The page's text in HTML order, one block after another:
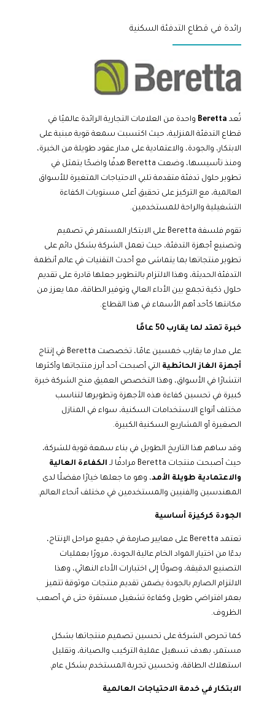
رائدة في قطاع التدفئة السكنية
تُعد Beretta واحدة من العلامات التجارية الرائدة عالميًا في
قطاع التدفئة المنزلية، حيث اكتسبت سمعة قوية مبنية على
الابتكار، والجودة، والاعتمادية على مدار عقود طويلة من الخبرة،
ومنذ تأسيسها، وضعت Beretta هدفًا واضحًا يتمثل في
تطوير حلول تدفئة متقدمة تلبي الاحتياجات المتغيرة للأسواق
العالمية، مع التركيز على تحقيق أعلى مستويات الكفاءة
التشغيلية والراحة للمستخدمين.
تقوم فلسفة Beretta على الابتكار المستمر في تصميم
وتصنيع أجهزة التدفئة، حيث تعمل الشركة بشكل دائم على
تطوير منتجاتها بما يتماشى مع أحدث التقنيات في عالم أنظمة
التدفئة الحديثة، وهذا الالتزام بالتطوير جعلها قادرة على تقديم
حلول ذكية تجمع بين الأداء العالي وتوفير الطاقة، مما يعزز من
مكانتها كأحد أهم الأسماء في هذا القطاع.
خبرة تمتد لما يقارب 50 عامًا
على مدار ما يقارب خمسين عامًا، تخصصت Beretta في إنتاج
أجهزة الغاز الحائطية التي أصبحت أحد أبرز منتجاتها وأكثرها
انتشارًا في الأسواق، وهذا التخصص العميق منح الشركة خبرة
كبيرة في تحسين كفاءة هذه الأجهزة وتطويرها لتناسب
مختلف أنواع الاستخدامات السكنية، سواء في المنازل
الصغيرة أو المشاريع السكنية الكبيرة.
وقد ساهم هذا التاريخ الطويل في بناء سمعة قوية للشركة،
حيث أصبحت منتجات Beretta مرادفًا لـ
الكفاءة العالية
والاعتمادية طويلة الأمد، وهو ما جعلها خيارًا مفضلًا لدى
المهندسين والفنيين والمستخدمين في مختلف أنحاء العالم.
الجودة كركيزة أساسية
تعتمد Beretta على معايير صارمة في جميع مراحل الإنتاج،
بدءًا من اختيار المواد الخام عالية الجودة، مرورًا بعمليات
التصنيع الدقيقة، وصولًا إلى اختبارات الأداء النهائي، وهذا
الالتزام الصارم بالجودة يضمن تقديم منتجات موثوقة تتميز
بعمر افتراضي طويل وكفاءة تشغيل مستقرة حتى في أصعب
الظروف.
كما تحرص الشركة على تحسين تصميم منتجاتها بشكل
مستمر، بهدف تسهيل عملية التركيب والصيانة، وتقليل
استهلاك الطاقة، وتحسين تجربة المستخدم بشكل عام.
الابتكار في خدمة الاحتياجات العالمية